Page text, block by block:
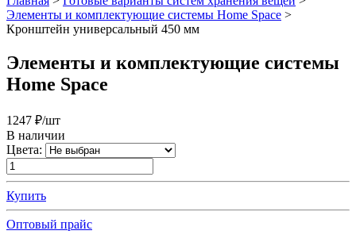
Элементы и комплектующие системы Home Space >
Кронштейн универсальный 450 мм
Элементы и комплектующие системы
Home Space
1247 ₽/шт
В наличии
Цвета:
Купить
Оптовый прайс